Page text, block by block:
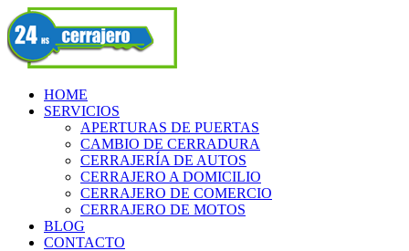
Skip
to
content
Facebook
HOME
SERVICIOS
APERTURAS DE PUERTAS
CAMBIO DE CERRADURA
CERRAJERÍA DE AUTOS
CERRAJERO A DOMICILIO
CERRAJERO DE COMERCIO
CERRAJERO DE MOTOS
BLOG
CONTACTO